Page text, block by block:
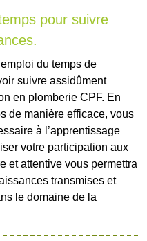
pour suivre
du temps de
suivre assidûment
en plomberie CPF. En
de manière efficace, vous
à l’apprentissage
votre participation aux
et attentive vous permettra
transmises et
le domaine de la